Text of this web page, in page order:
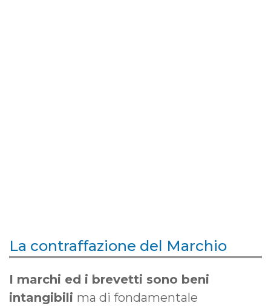
La contraffazione del Marchio
I marchi ed i brevetti sono beni
intangibili ma di fondamentale